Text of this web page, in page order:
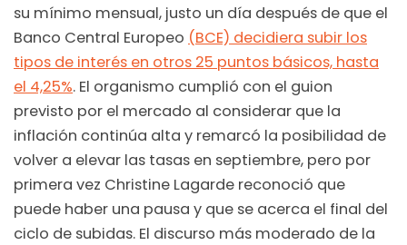
su mínimo mensual, justo un día después de que el
Banco Central Europeo (BCE) decidiera subir los
tipos de interés en otros 25 puntos básicos, hasta
el 4,25%. El organismo cumplió con el guion
previsto por el mercado al considerar que la
inflación continúa alta y remarcó la posibilidad de
volver a elevar las tasas en septiembre, pero por
primera vez Christine Lagarde reconoció que
puede haber una pausa y que se acerca el final del
ciclo de subidas. El discurso más moderado de la